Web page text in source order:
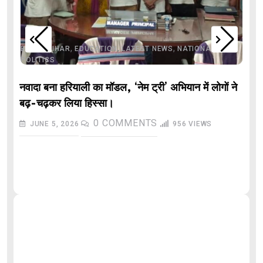
BIHAR,BIHAR, EDUCATION ,LATEST NEWS,NATIONAL
POLITICS
नवादा बना हरियाली का मॉडल, ‘नेम ट्री’ अभियान में लोगों ने
बढ़-चढ़कर लिया हिस्सा।
JUNE 5, 2026 0 COMMENTS 956 VIEWS